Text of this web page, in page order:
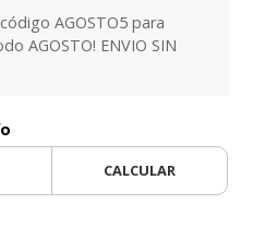
AGOSTO5 para
AGOSTO! ENVIO SIN
CALCULAR